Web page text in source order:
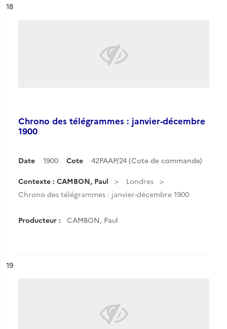
n°
18
Chrono des télégrammes : janvier-décembre
1900
Date 1900 Cote 42PAAP/24 (Cote de commande)
Contexte : CAMBON, Paul
Londres
Chrono des télégrammes : janvier-décembre 1900
Producteur : CAMBON, Paul
n°
19